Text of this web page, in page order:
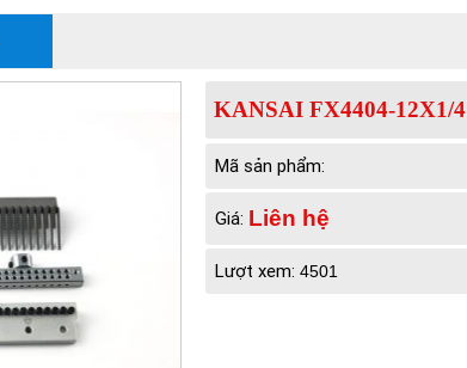
KANSAI FX4404-12X1/4
Mã sản phẩm:
Giá: Liên hệ
Lượt xem: 4501